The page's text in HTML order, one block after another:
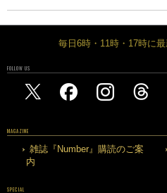
毎日6時・11時・17時に
FOLLOW US
MAGAZINE
雑誌『Number』購読のご案
内
SPECIAL